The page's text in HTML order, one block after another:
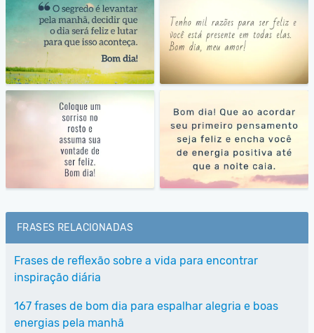
FRASES RELACIONADAS
Frases de reflexão sobre a vida para encontrar
inspiração diária
167 frases de bom dia para espalhar alegria e boas
energias pela manhã